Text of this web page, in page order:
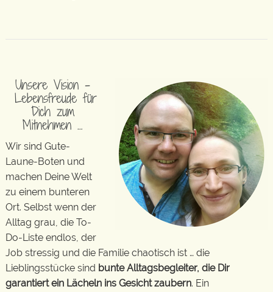
Unsere Vision –
Lebensfreude für
Dich zum
Mitnehmen …
Wir sind Gute-
Laune-Boten und
machen Deine Welt
zu einem bunteren
Ort. Selbst wenn der
Alltag grau, die To-
Do-Liste endlos, der
Job stressig und die Familie chaotisch ist … die
Lieblingsstücke sind bunte Alltagsbegleiter, die Dir
garantiert ein Lächeln ins Gesicht zaubern. Ein